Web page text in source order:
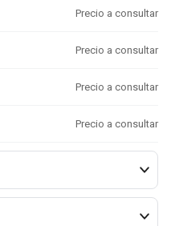
Precio a consultar
Precio a consultar
Precio a consultar
Precio a consultar